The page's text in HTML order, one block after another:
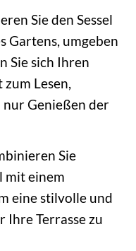
Sie den Sessel
Gartens, umgeben
Sie sich Ihren
Lesen,
nur Genießen der
Sie
mit einem
eine stilvolle und
Ihre Terrasse zu